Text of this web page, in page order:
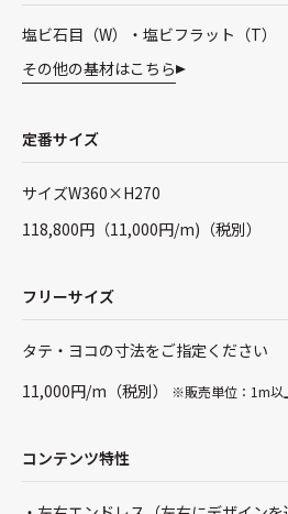
塩ビ石目（W）・塩ビフラット（T）
その他の基材はこちら
定番サイズ
サイズW360×H270
118,800円（11,000円/m)（税別）
フリーサイズ
タテ・ヨコの寸法をご指定ください
11,000円/m（税別）
※販売単位：1m以
コンテンツ特性